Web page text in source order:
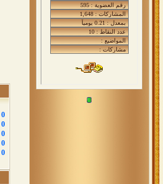
0
0
0
0
0